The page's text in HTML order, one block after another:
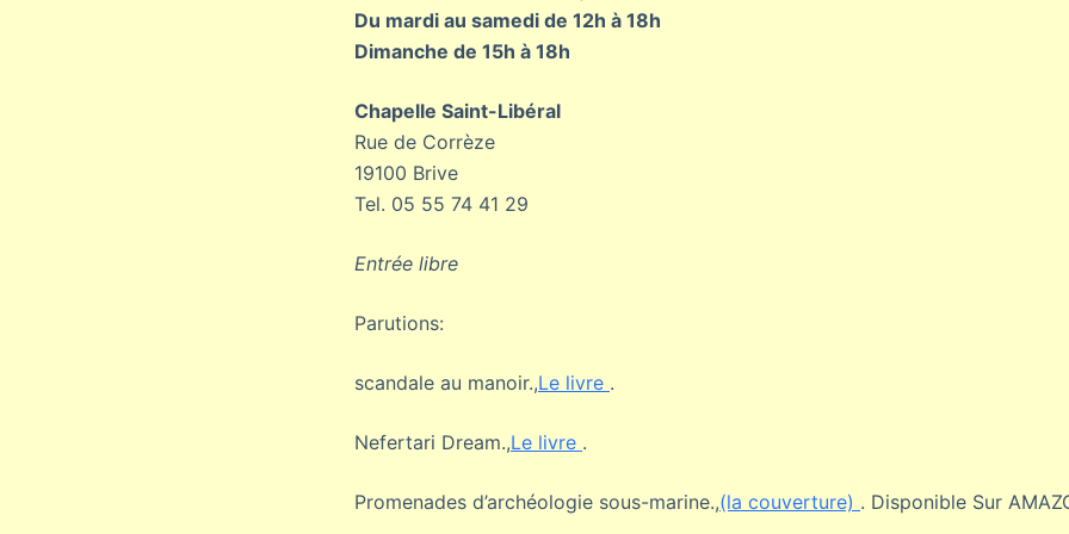
Du mardi au samedi de 12h à 18h
Dimanche de 15h à 18h
Chapelle Saint-Libéral
Rue de Corrèze
19100 Brive
Tel. 05 55 74 41 29
Entrée libre
Parutions:
scandale au manoir.,Le livre .
Nefertari Dream.,Le livre .
Promenades d’archéologie sous-marine.,(la couverture) . Disponible Sur